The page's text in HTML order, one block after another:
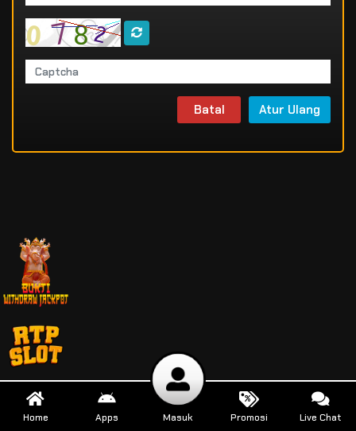
Batal Atur Ulang
Home Apps Masuk Promosi Live Chat